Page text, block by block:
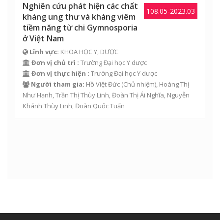
108.05-2023.03
Nghiên cứu phát hiện các chất
kháng ung thư và kháng viêm
tiềm năng từ chi Gymnosporia
ở Việt Nam
Lĩnh vực: KHOA HỌC Y, DƯỢC
Đơn vị chủ trì : Trường Đại học Y dược
Đơn vị thực hiện : Trường Đại học Y dược
Người tham gia: Hồ Việt Đức (Chủ nhiệm), Hoàng Thị
Như Hạnh,Trần Thị Thùy Linh,Đoàn Thị Ái Nghĩa, Nguyễn
Khánh Thùy Linh,Đoàn Quốc Tuấn